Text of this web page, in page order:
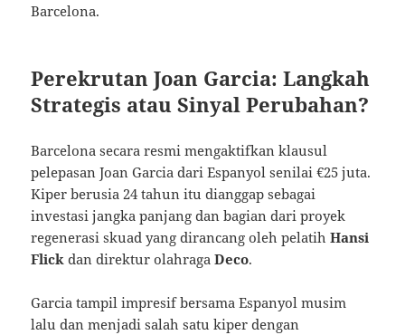
Barcelona.
Perekrutan Joan Garcia: Langkah
Strategis atau Sinyal Perubahan?
Barcelona secara resmi mengaktifkan klausul
pelepasan Joan Garcia dari Espanyol senilai €25 juta.
Kiper berusia 24 tahun itu dianggap sebagai
investasi jangka panjang dan bagian dari proyek
regenerasi skuad yang dirancang oleh pelatihHansi
Flick dan direktur olahragaDeco.
Garcia tampil impresif bersama Espanyol musim
lalu dan menjadi salah satu kiper dengan